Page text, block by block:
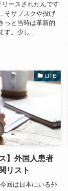
ースされたんです
そサブスクや投げ
っと当時は革新的
す。少し...
LIFE
】外国人患者
リスト
回は日本にいる外